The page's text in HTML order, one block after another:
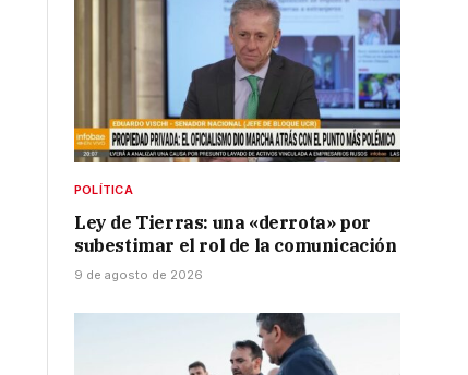
POLÍTICA
Ley de Tierras: una «derrota» por
subestimar el rol de la comunicación
9 de agosto de 2026